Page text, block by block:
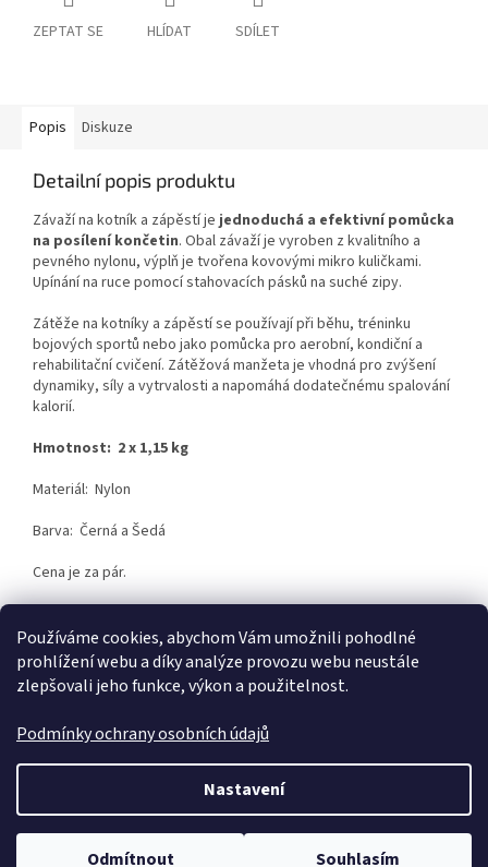
Používáme cookies, abychom Vám umožnili pohodlné
prohlížení webu a díky analýze provozu webu neustále
zlepšovali jeho funkce, výkon a použitelnost.
Podmínky ochrany osobních údajů
Nastavení
Odmítnout Souhlasím
ZEPTAT SE HLÍDAT SDÍLET
Popis Diskuze
Detailní popis produktu
Závaží na kotník a zápěstí jejednoduchá a efektivní pomůcka
na posílení končetin. Obal závaží je vyroben z kvalitního a
pevného nylonu, výplň je tvořena kovovými mikro kuličkami.
Upínání na ruce pomocí stahovacích pásků na suché zipy.
Zátěže na kotníky a zápěstí se používají při běhu, tréninku
bojových sportů nebo jako pomůcka pro aerobní, kondiční a
rehabilitační cvičení. Zátěžová manžeta je vhodná pro zvýšení
dynamiky, síly a vytrvalosti a napomáhá dodatečnému spalování
kalorií.
Hmotnost: 2 x 1,15 kg
Materiál: Nylon
Barva: Černá a Šedá
Cena je za pár.
Copyright 2026SaSynShop.cz. Všechna práva vyhrazena.Upravit